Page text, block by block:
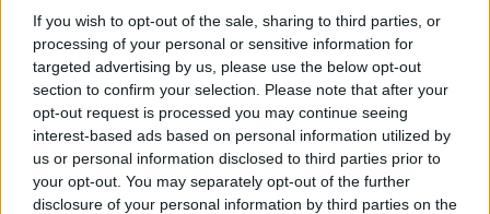
If you wish to opt-out of the sale, sharing to third parties, or
processing of your personal or sensitive information for
targeted advertising by us, please use the below opt-out
section to confirm your selection. Please note that after your
opt-out request is processed you may continue seeing
interest-based ads based on personal information utilized by
us or personal information disclosed to third parties prior to
your opt-out. You may separately opt-out of the further
disclosure of your personal information by third parties on the
con conseguente riduzione del desiderio
sessuale. E non importa cosa possa dirti
sull’essere attratto dall’intera persona piuttosto che
dal suo aspetto fisico, ammettiamolo.
Vuoi sapere come fare l’amore con un uomo
più giovane?